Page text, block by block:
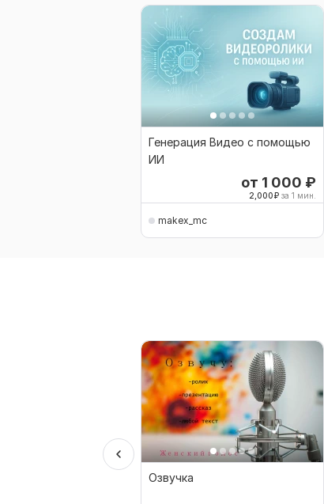
Генерация Видео с помощью
ИИ
от 1 000 ₽
2,000₽ за 1 мин.
makex_mc
Озвучка